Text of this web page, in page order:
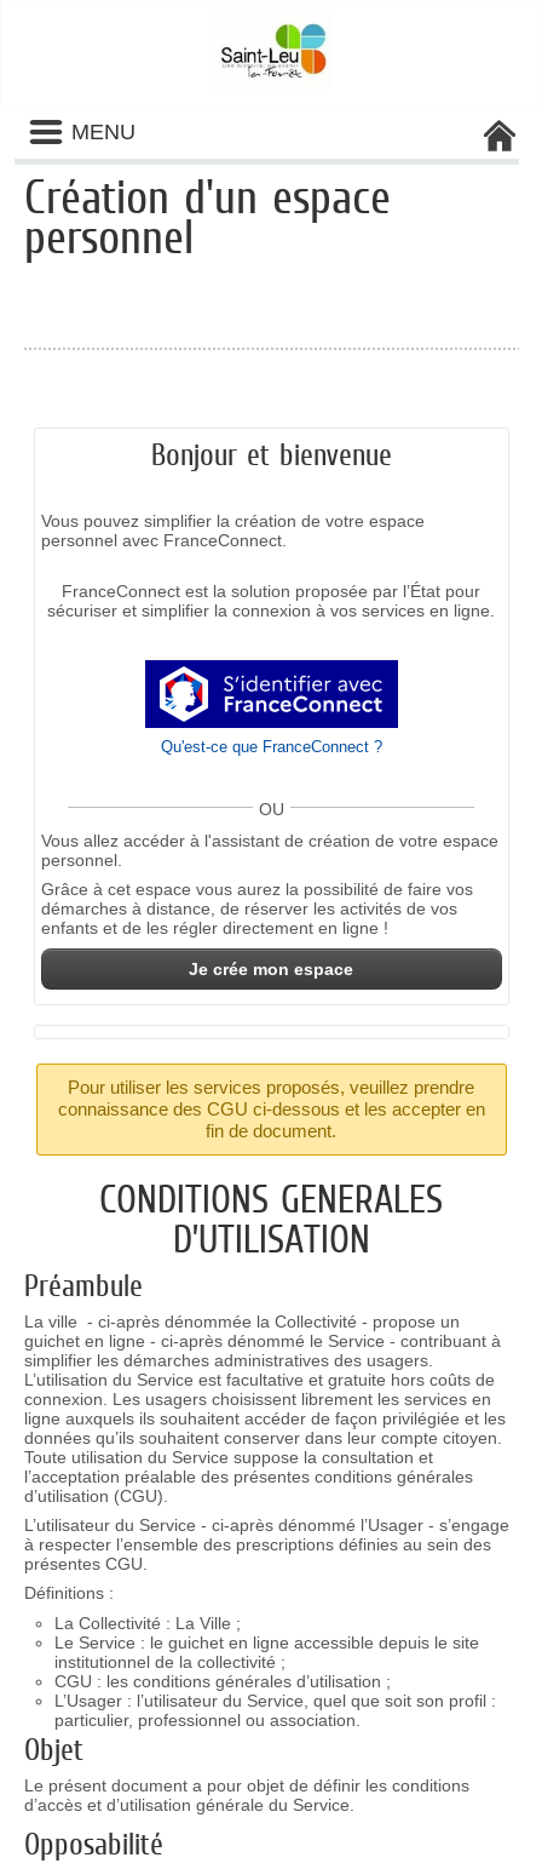
Liste
des
avertissements
MENU
Création d'un espace
personnel
Bonjour et bienvenue
Vous pouvez simplifier la création de votre espace
personnel avec FranceConnect.
FranceConnect est la solution proposée par l’État pour
sécuriser et simplifier la connexion à vos services en ligne.
Qu'est-ce que FranceConnect ?
OU
Vous allez accéder à l'assistant de création de votre espace
personnel.
Grâce à cet espace vous aurez la possibilité de faire vos
démarches à distance, de réserver les activités de vos
enfants et de les régler directement en ligne !
Je crée mon espace
Pour utiliser les services proposés, veuillez prendre
connaissance des CGU ci-dessous et les accepter en
fin de document.
CONDITIONS GENERALES
D’UTILISATION
Préambule
La ville - ci-après dénommée la Collectivité - propose un
guichet en ligne - ci-après dénommé le Service - contribuant à
simplifier les démarches administratives des usagers.
L’utilisation du Service est facultative et gratuite hors coûts de
connexion. Les usagers choisissent librement les services en
ligne auxquels ils souhaitent accéder de façon privilégiée et les
données qu’ils souhaitent conserver dans leur compte citoyen.
Toute utilisation du Service suppose la consultation et
l’acceptation préalable des présentes conditions générales
d’utilisation (CGU).
L’utilisateur du Service - ci-après dénommé l’Usager - s’engage
à respecter l’ensemble des prescriptions définies au sein des
présentes CGU.
Définitions :
La Collectivité : La Ville ;
Le Service : le guichet en ligne accessible depuis le site
institutionnel de la collectivité ;
CGU : les conditions générales d’utilisation ;
L’Usager : l’utilisateur du Service, quel que soit son profil :
particulier, professionnel ou association.
Objet
Le présent document a pour objet de définir les conditions
d’accès et d’utilisation générale du Service.
Opposabilité